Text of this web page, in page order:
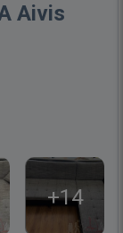
Aivis
+14